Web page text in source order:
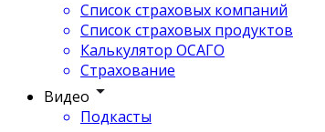
Список страховых компаний
Список страховых продуктов
Калькулятор ОСАГО
Страхование
Видео
Подкасты